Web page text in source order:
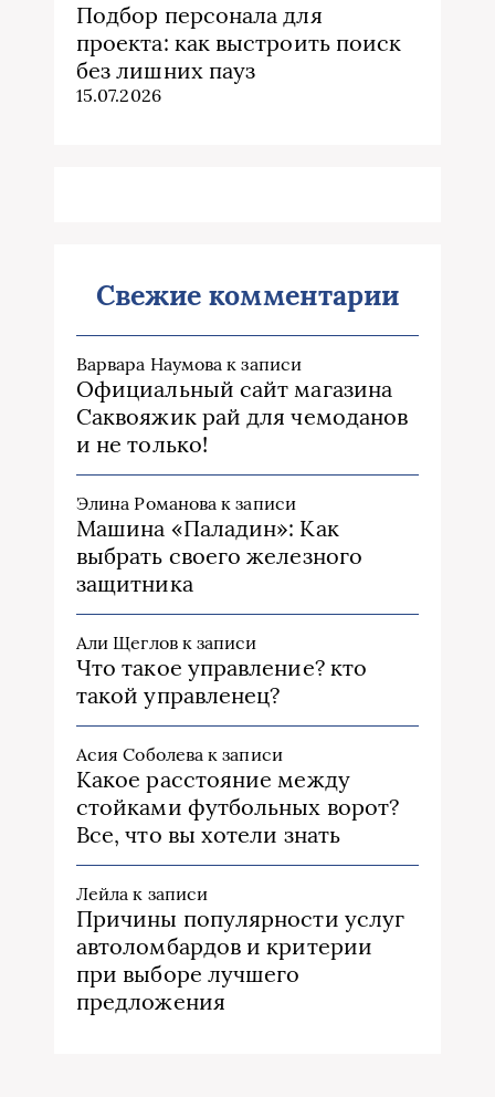
Подбор персонала для
проекта: как выстроить поиск
без лишних пауз
15.07.2026
Свежие комментарии
Варвара Наумова к записи
Официальный сайт магазина
Саквояжик рай для чемоданов
и не только!
Элина Романова к записи
Машина «Паладин»: Как
выбрать своего железного
защитника
Али Щегловк записи
Что такое управление? кто
такой управленец?
Асия Соболева к записи
Какое расстояние между
стойками футбольных ворот?
Все, что вы хотели знать
Лейла к записи
Причины популярности услуг
автоломбардов и критерии
при выборе лучшего
предложения